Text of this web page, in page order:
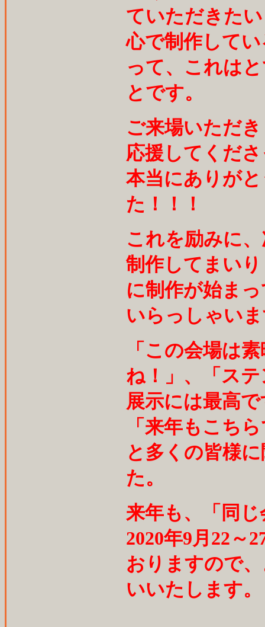
ていただきた
心で制作して
って、これは
とです。
ご来場いただ
応援してくだ
本当にありが
た！！！
これを励みに
制作してまい
に制作が始ま
いらっしゃい
「この会場は
ね！」、「ス
展示には最高
「来年もこち
と多くの皆様
た。
来年も、「同
2020年9月22～
おりますので
いいたします。